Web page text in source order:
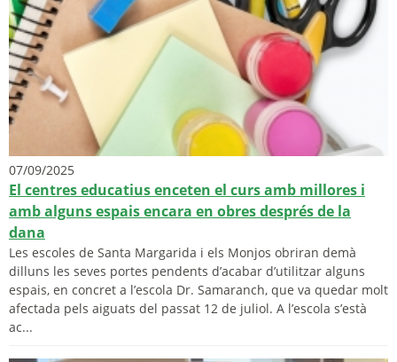
07/09/2025
El centres educatius enceten el curs amb millores i
amb alguns espais encara en obres després de la
dana
Les escoles de Santa Margarida i els Monjos obriran demà
dilluns les seves portes pendents d’acabar d’utilitzar alguns
espais, en concret a l’escola Dr. Samaranch, que va quedar molt
afectada pels aiguats del passat 12 de juliol. A l’escola s’està
ac...